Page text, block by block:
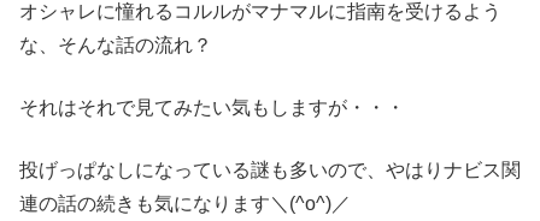
オシャレに憧れるコルルがマナマルに指南を受けるよう
な、そんな話の流れ？
それはそれで見てみたい気もしますが・・・
投げっぱなしになっている謎も多いので、やはりナビス関
連の話の続きも気になります＼(^o^)／